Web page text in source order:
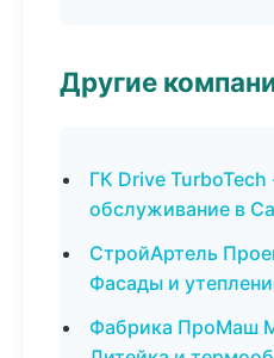
Другие
ГК Drive TurboTech
обслуживание в
СтройАртель
Фасады и
Фабрика ПроМаш